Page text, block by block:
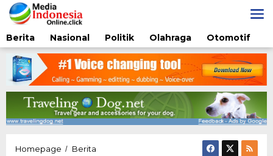
Lewati
ke
konten
Berita
Nasional Politik Olahraga Otomotif
Homepage / Berita